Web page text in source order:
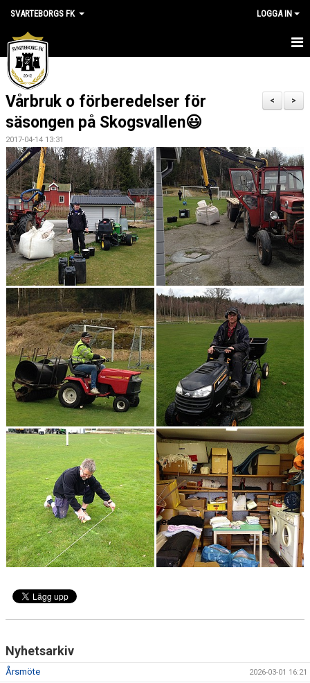
SVARTEBORGS FK LOGGA IN
HEM
NYHETER
OM KLUBBEN
KALENDER
VÅRA LAG
KLUBBSHOP
MEDLEM
VÅRA MATCHER
KONSTGRÄS
SPONSORHUSET
GRÄSROTEN
>
<
Vårbruk o förberedelser för
säsongen på Skogsvallen😃
2017-04-14 13:31
Nyhetsarkiv
Årsmöte 2026-03-01 16:21